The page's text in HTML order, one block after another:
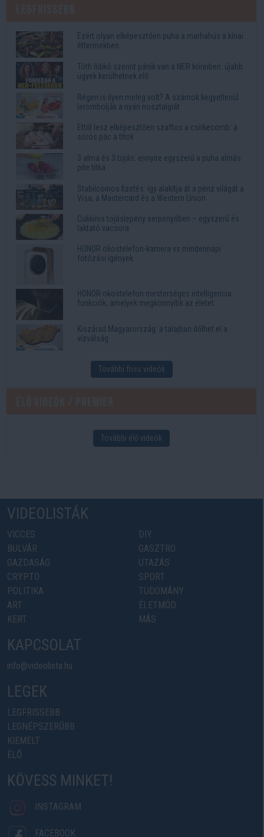
Ezért olyan elképesztően puha a marhahús a kínai
éttermekben
Tóth Ildikó szerint pánik van a NER köreiben: újabb
ügyek kerülhetnek elő
Régen is ilyen meleg volt? A számok kegyetlenül
lerombolják a nyári nosztalgiát
Ettől lesz elképesztően szaftos a csirkecomb: a
sörös pác a titok
3 alma és 3 tojás: ennyire egyszerű a puha almás
pite titka
Stabilcoinos fizetés: így alakítja át a pénz világát a
Visa, a Mastercard és a Western Union
Cukkinis tojáslepény serpenyőben – egyszerű és
laktató vacsora
HONOR okostelefon-kamera vs mindennapi
fotózási igények
HONOR okostelefon mesterséges intelligencia
funkciók, amelyek megkönnyítik az életet
Kiszárad Magyarország: a talajban dőlhet el a
vízválság
További friss videók
További élő videók
VIDEOLISTÁK
VICCES
BULVÁR
GAZDASÁG
CRYPTO
POLITIKA
ART
KERT
DIY
GASZTRO
UTAZÁS
SPORT
TUDOMÁNY
ÉLETMÓD
MÁS
KAPCSOLAT
info@videolista.hu
LEGEK
LEGFRISSEBB
LEGNÉPSZERŰBB
KIEMELT
ÉLŐ
KÖVESS MINKET!
INSTAGRAM
FACEBOOK